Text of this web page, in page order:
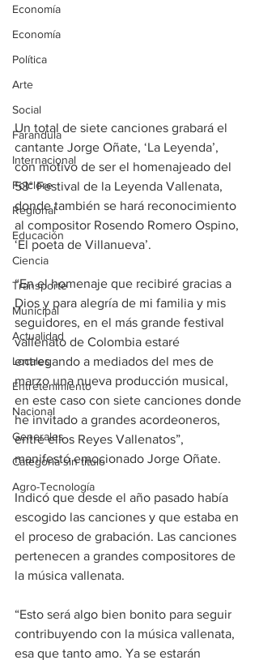
Economía
Economía
Política
Arte
Social
Farandula
Internacional
Folclore
Regional
Educación
Ciencia
Transporte
Municipal
Actualidad
Locales
Entretenimiento
Nacional
Generales
Categoría sin título
Agro-Tecnología
Un total de siete canciones grabará el
cantante Jorge Oñate, ‘La Leyenda’,
con motivo de ser el homenajeado del
53° Festival de la Leyenda Vallenata,
donde también se hará reconocimiento
al compositor Rosendo Romero Ospino,
‘El poeta de Villanueva’.
“En el homenaje que recibiré gracias a
Dios y para alegría de mi familia y mis
seguidores, en el más grande festival
vallenato de Colombia estaré
entregando a mediados del mes de
marzo una nueva producción musical,
en este caso con siete canciones donde
he invitado a grandes acordeoneros,
entre ellos Reyes Vallenatos”,
manifestó emocionado Jorge Oñate.
Indicó que desde el año pasado había
escogido las canciones y que estaba en
el proceso de grabación. Las canciones
pertenecen a grandes compositores de
la música vallenata.
“Esto será algo bien bonito para seguir
contribuyendo con la música vallenata,
esa que tanto amo. Ya se estarán